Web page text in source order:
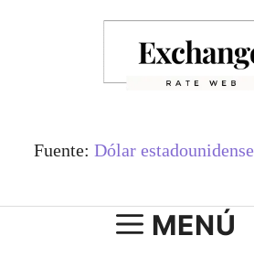
Fuente: Dólar estadounidense
MENÚ